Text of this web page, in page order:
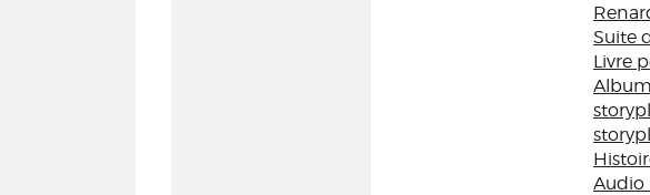
Suite
Livre
Audio